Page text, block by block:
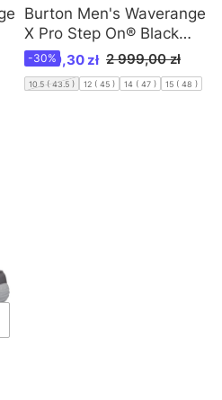
Burton Men's Waverange
X Pro Step On® Black
/W26
Cena promocyjna
2 099,30 zł 2 999,00 zł
-30%
10.5 ( 43.5 ) 12 ( 45 ) 14 ( 47 ) 15 ( 48 )